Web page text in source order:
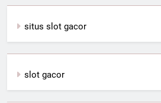
situs slot gacor
slot gacor